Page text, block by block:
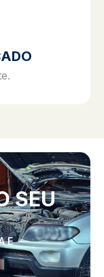
SEU
E